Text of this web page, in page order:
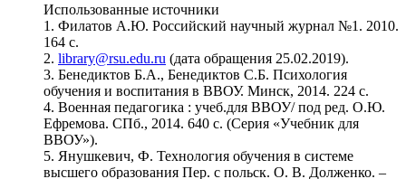
Использованные источники
1. Филатов А.Ю. Российский научный журнал №1. 2010.
164 с.
2. library@rsu.edu.ru (дата обращения 25.02.2019).
3. Бенедиктов Б.А., Бенедиктов С.Б. Психология
обучения и воспитания в ВВОУ. Минск, 2014. 224 с.
4. Военная педагогика : учеб.для ВВОУ/ под ред. О.Ю.
Ефремова. СПб., 2014. 640 с. (Серия «Учебник для
ВВОУ»).
5. Янушкевич, Ф. Технология обучения в системе
высшего образования Пер. с польск. О. В. Долженко. –